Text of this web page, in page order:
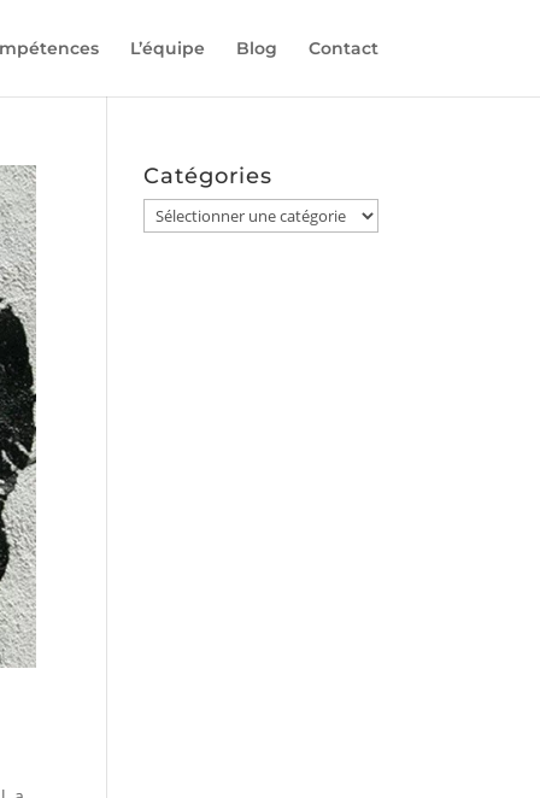
L’équipe Blog Contact
Catégories
Catégories